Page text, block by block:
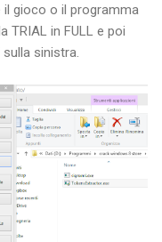
gioco o il programma
TRIAL in FULL e poi
sinistra.